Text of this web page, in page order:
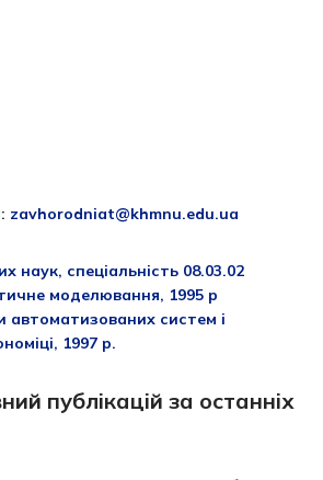
zavhorodniat@khmnu.edu.ua
наук, спеціальність 08.03.02
моделювання, 1995 р
систем і
1997 р.
публікацій за останніх